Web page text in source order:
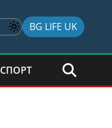
BG LIFE UK
СПОРТ